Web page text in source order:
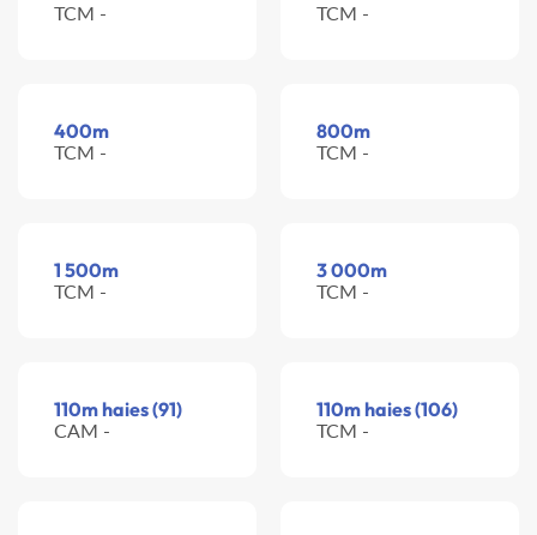
TCM - TCM -
400m
TCM -
800m
TCM -
1 500m
TCM -
3 000m
TCM -
110m haies (91)
CAM -
110m haies (106)
TCM -